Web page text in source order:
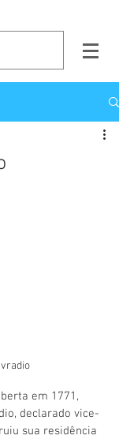
em 1771,
declarado vice-
sua residência